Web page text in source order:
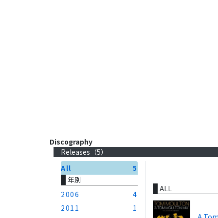
Discography
Releases（5）
All
5
年別
2006
4
2011
1
ALL